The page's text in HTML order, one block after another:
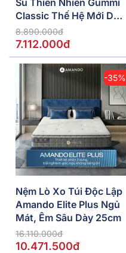
Classic Thế Hệ Mới Dày
5/10/15cm
8.890.000đ
7.112.000đ
-35%
Nệm Lò Xo Túi Độc Lập
Amando Elite Plus Ngủ
Mát, Êm Sâu Dày 25cm
16.110.000đ
10.471.500đ